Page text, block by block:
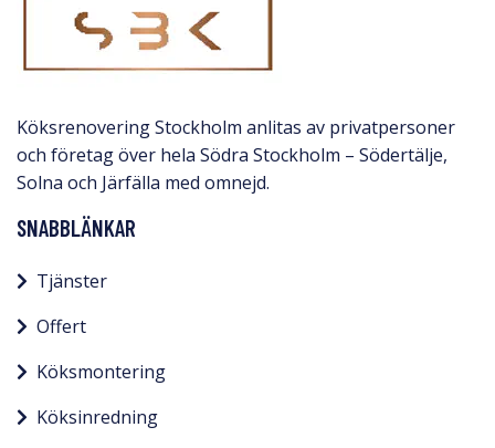
Köksrenovering Stockholm anlitas av privatpersoner
och företag över hela Södra Stockholm – Södertälje,
Solna och Järfälla med omnejd.​
SNABBLÄNKAR
Tjänster
Offert
Köksmontering
Köksinredning